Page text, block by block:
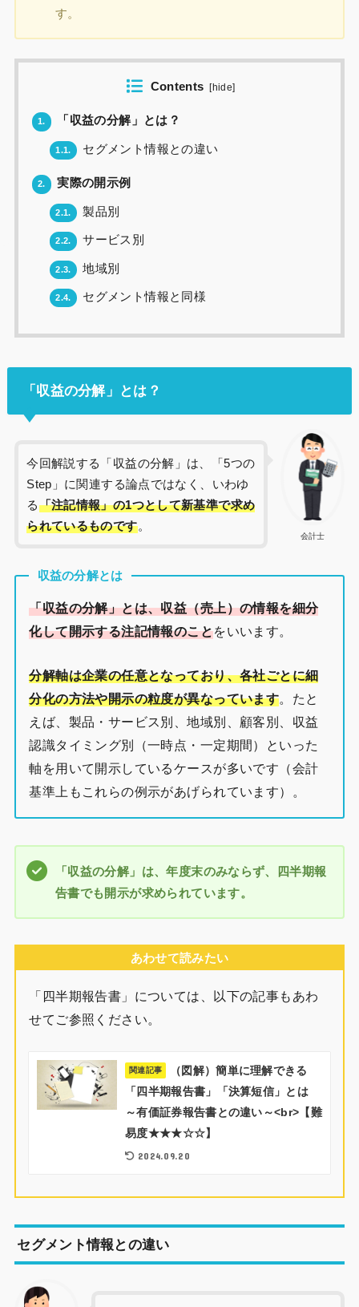
す。
Contents [hide]
1. 「収益の分解」とは？
1.1. セグメント情報との違い
2. 実際の開示例
2.1. 製品別
2.2. サービス別
2.3. 地域別
2.4. セグメント情報と同様
「収益の分解」とは？
会計士
今回解説する「収益の分解」は、「5つの
Step」に関連する論点ではなく、いわゆ
る「注記情報」の1つとして新基準で求め
られているものです。
収益の分解とは
「収益の分解」とは、収益（売上）の情報を細分
化して開示する注記情報のことをいいます。
分解軸は企業の任意となっており、各社ごとに細
分化の方法や開示の粒度が異なっています。たと
えば、製品・サービス別、地域別、顧客別、収益
認識タイミング別（一時点・一定期間）といった
軸を用いて開示しているケースが多いです（会計
基準上もこれらの例示があげられています）。
「収益の分解」は、年度末のみならず、四半期報
告書でも開示が求められています。
あわせて読みたい
「四半期報告書」については、以下の記事もあわ
せてご参照ください。
関連記事
（図解）簡単に理解できる
「四半期報告書」「決算短信」とは
～有価証券報告書との違い～<br>【難
易度★★★☆☆】
2024.09.20
セグメント情報との違い